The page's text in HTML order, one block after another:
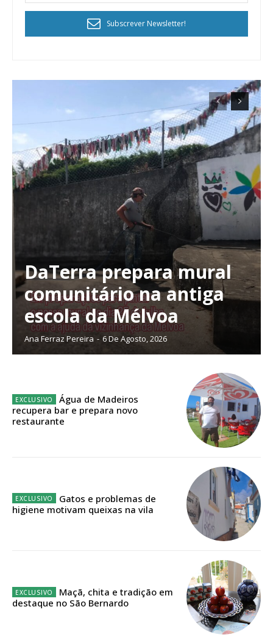
Planos de Assinatura
Faça-se assinante do Região de Cister e ajude-nos a manter este serviço
público!
Sendo assinante terá acesso a todos os conteúdos exclusivos e versões
12 meses
Subscrever Newsletter!
DaTerra prepara mural
comunitário na antiga
escola da Mélvoa
Ana Ferraz Pereira - 6 De Agosto, 2026
Água de Madeiros
recupera bar e prepara novo
restaurante
Gatos e problemas de
higiene motivam queixas na vila
Maçã, chita e tradição em
destaque no São Bernardo